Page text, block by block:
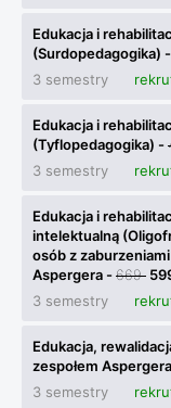
Edukacja i
(Surdopedagogika) -
3 semestry
Edukacja i
(Tyflopedagogika) -
3 semestry
Edukacja i
intelektualną
osób z
Aspergera -669
3 semestry
Edukacja,
zespołem
3 semestry